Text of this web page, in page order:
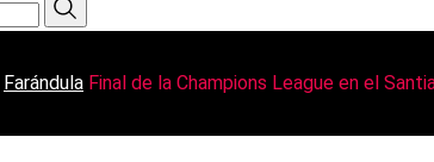
Farándula Final de la Champions League en el